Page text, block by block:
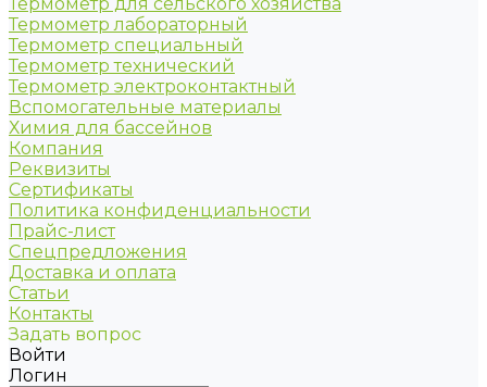
Термометр лабораторный
Термометр специальный
Термометр технический
Термометр электроконтактный
Вспомогательные материалы
Химия для бассейнов
Компания
Реквизиты
Сертификаты
Политика конфиденциальности
Прайс-лист
Спецпредложения
Доставка и оплата
Статьи
Контакты
Задать вопрос
Войти
Логин